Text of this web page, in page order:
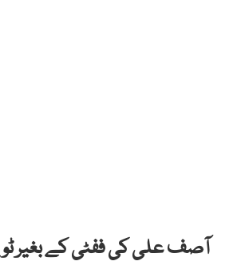
آصف علی کی ففٹی کے بغیر